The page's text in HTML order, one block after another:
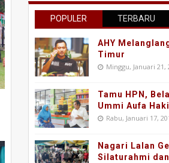
POPULER TERBARU
AHY
Timur
Minggu, Januari 21,
Tamu HPN,
Ummi Aufa
Rabu, Januari 17,
Nagari Lalan
Silaturahmi